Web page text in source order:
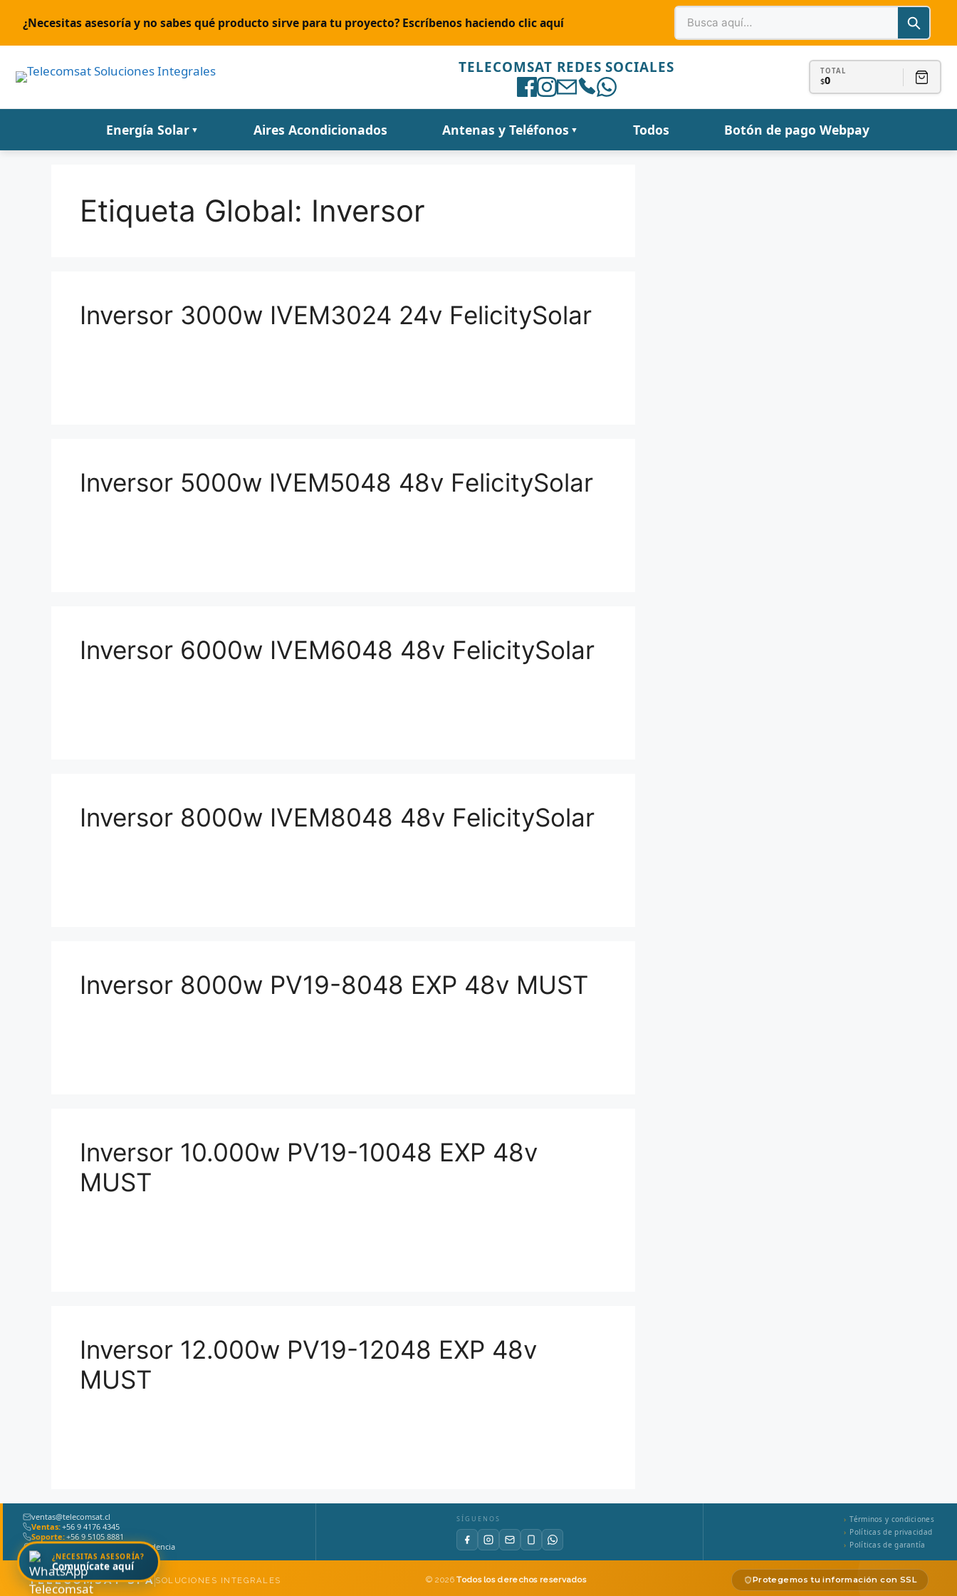
¿Necesitas asesoría y no sabes qué producto sirve para tu proyecto? Escríbenos haciendo clic aquí
TELECOMSAT REDES SOCIALES TOTAL
$0
Energía Solar ▼ Aires Acondicionados Antenas y Teléfonos ▼ Todos Botón de pago Webpay
Etiqueta Global: Inversor
Inversor 3000w IVEM3024 24v FelicitySolar
Inversor 5000w IVEM5048 48v FelicitySolar
Inversor 6000w IVEM6048 48v FelicitySolar
Inversor 8000w IVEM8048 48v FelicitySolar
Inversor 8000w PV19-8048 EXP 48v MUST
Inversor 10.000w PV19-10048 EXP 48v
MUST
Inversor 12.000w PV19-12048 EXP 48v
MUST
ventas@telecomsat.cl
Ventas:+56 9 4176 4345
Soporte:+56 9 5105 8881
La Concepción 81, Of. 702, Providencia
SÍGUENOS
Términos y condiciones
Políticas de privacidad
Políticas de garantía
TELECOMSAT SPASOLUCIONES INTEGRALES © 2026Todos los derechos reservados Protegemos tu información con SSL
¿NECESITAS ASESORÍA?
Comunícate aquí